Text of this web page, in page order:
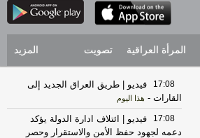
المرأة العراقية تصويت المزيد
17:08
فيديو | طريق العراق الجديد إلى
القارات - هذا اليوم
17:08
فيديو | ائتلاف ادارة الدولة يؤكد
دعمه لجهود حفظ الأمن والاستقرار وحصر